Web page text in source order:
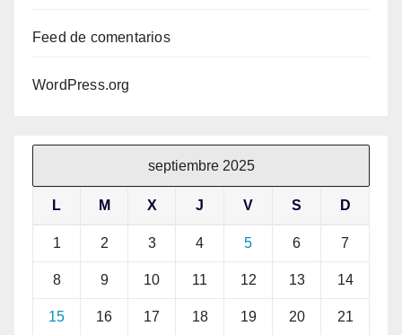
Feed de comentarios
WordPress.org
septiembre 2025
L M X J V S D
1 2 3 4 5 6 7
8 9 10 11 12 13 14
15 16 17 18 19 20 21